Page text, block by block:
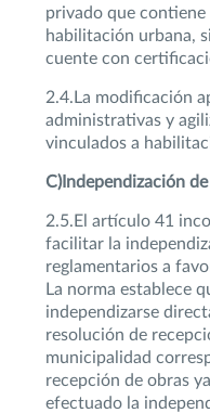
privado que
habilitación urbana,
cuente con
2.4.La modificación
administrativas y
vinculados a
C)Independización
2.5.El artículo 41
facilitar la
reglamentarios a
La norma establece
independizarse
resolución de
municipalidad
recepción de obras
efectuado la